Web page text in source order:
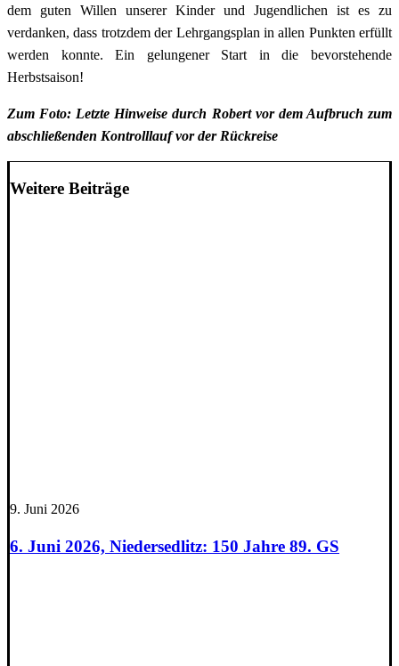
dem guten Willen unserer Kinder und Jugendlichen ist es zu
verdanken, dass trotzdem der Lehrgangsplan in allen Punkten erfüllt
werden konnte. Ein gelungener Start in die bevorstehende
Herbstsaison!
Zum Foto: Letzte Hinweise durch Robert vor dem Aufbruch zum
abschließenden Kontrolllauf vor der Rückreise
Weitere Beiträge
9. Juni 2026
6. Juni 2026, Niedersedlitz: 150 Jahre 89. GS